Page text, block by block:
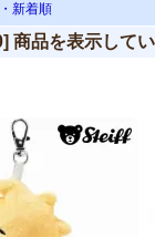
・新着順
商品を表示してい